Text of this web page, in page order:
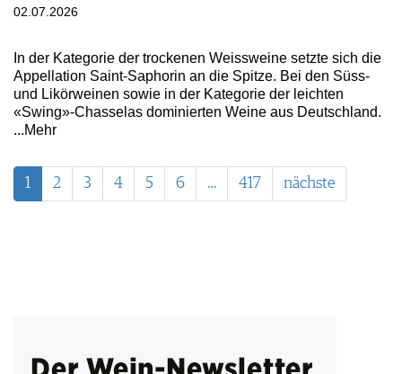
02.07.2026
In der Kategorie der trockenen Weissweine setzte sich die
Appellation Saint-Saphorin an die Spitze. Bei den Süss-
und Likörweinen sowie in der Kategorie der leichten
«Swing»-Chasselas dominierten Weine aus Deutschland.
...Mehr
1 2 3 4 5 6 … 417 nächste